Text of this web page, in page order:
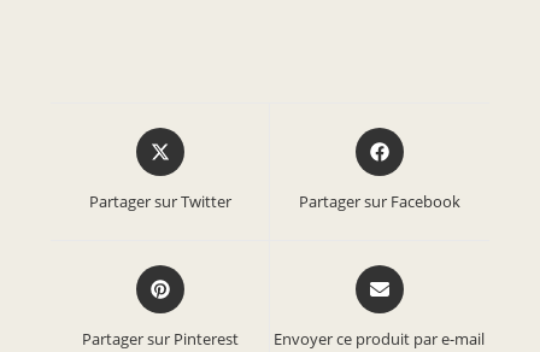
Partager sur Twitter Partager sur Facebook
Partager sur Pinterest Envoyer ce produit par e-mail